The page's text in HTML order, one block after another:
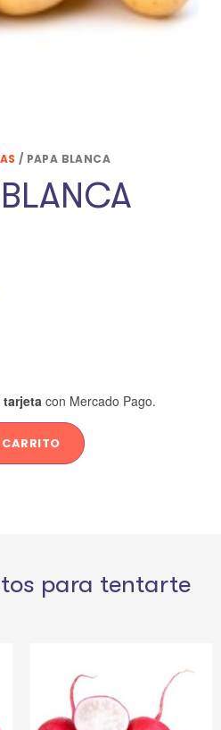
/ PAPA BLANCA
tarjeta con Mercado Pago.
para tentarte